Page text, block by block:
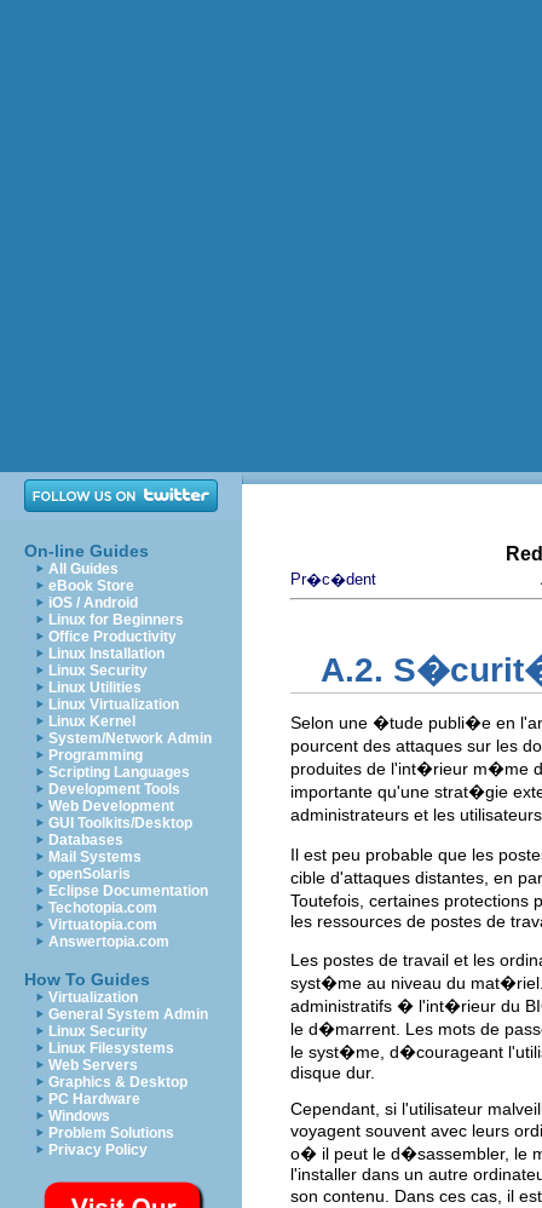
On-line Guides
All Guides
eBook Store
iOS / Android
Linux for Beginners
Office Productivity
Linux Installation
Linux Security
Linux Utilities
Linux Virtualization
Linux Kernel
System/Network Admin
Programming
Scripting Languages
Development Tools
Web Development
GUI Toolkits/Desktop
Databases
Mail Systems
openSolaris
Eclipse Documentation
Techotopia.com
Virtuatopia.com
Answertopia.com
How To Guides
Virtualization
General System Admin
Linux Security
Linux Filesystems
Web Servers
Graphics & Desktop
PC Hardware
Windows
Problem Solutions
Privacy Policy
Pr�c�dent
A.2.
Selon une �tude publi�e en
pourcent des attaques sur les
produites de l'int�rieur m�me
importante qu'une strat�gie
administrateurs et les
Il est peu probable que les
cible d'attaques distantes, en
Toutefois, certaines
les ressources de postes de
Les postes de travail et les
syst�me au niveau du
administratifs � l'int�rieur du
le d�marrent. Les mots de
le syst�me, d�courageant
disque dur.
Cependant, si l'utilisateur
voyagent souvent avec leurs
o� il peut le d�sassembler, le
l'installer dans un autre
son contenu. Dans ces cas, il